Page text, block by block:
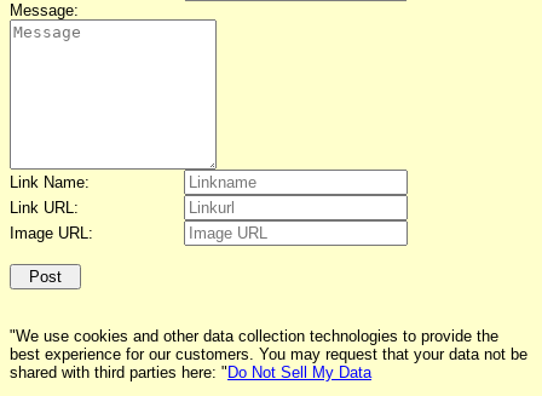
Message:
Link Name:
Link URL:
Image URL:
"We use cookies and other data collection technologies to provide the
best experience for our customers. You may request that your data not be
shared with third parties here: " Do Not Sell My Data